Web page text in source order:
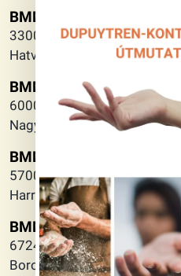
BMM - Eger
3300 Eger,
Hatvani Kapu tér 7.
BMM - Kecskemét
6000 Kecskemét,
Nagykőrösi utca 2.
BMM - Gyula
5700 Gyula,
Harruckern tér 3.
BMM - Szeged
6724 Szeged
Boros József köz 1.